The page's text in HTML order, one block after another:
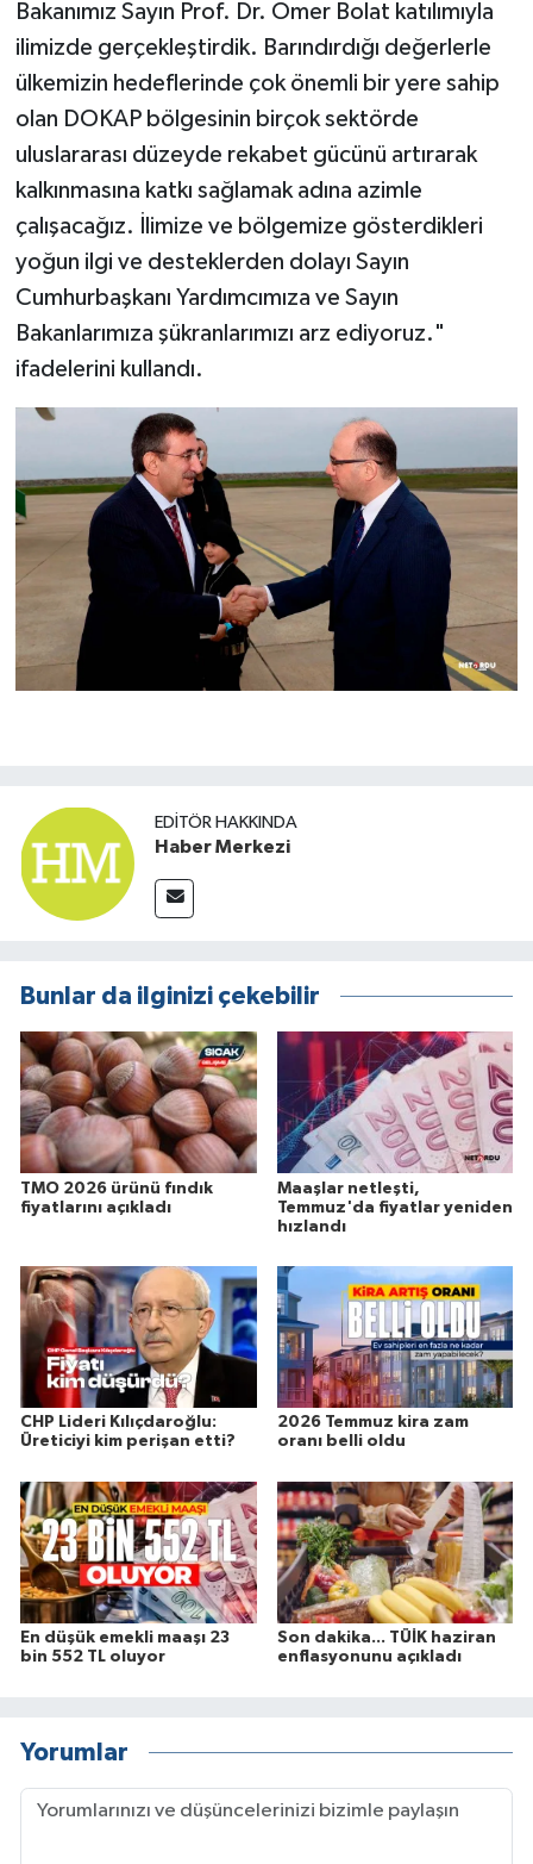
Bakanımız Sayın Prof. Dr. Ömer Bolat katılımıyla
ilimizde gerçekleştirdik. Barındırdığı değerlerle
ülkemizin hedeflerinde çok önemli bir yere sahip
olan DOKAP bölgesinin birçok sektörde
uluslararası düzeyde rekabet gücünü artırarak
kalkınmasına katkı sağlamak adına azimle
çalışacağız. İlimize ve bölgemize gösterdikleri
yoğun ilgi ve desteklerden dolayı Sayın
Cumhurbaşkanı Yardımcımıza ve Sayın
Bakanlarımıza şükranlarımızı arz ediyoruz."
ifadelerini kullandı.
EDITÖR HAKKINDA
Haber Merkezi
Bunlar da ilginizi çekebilir
TMO 2026 ürünü fındık
fiyatlarını açıkladı
Maaşlar netleşti,
Temmuz'da fiyatlar yeniden
hızlandı
CHP Lideri Kılıçdaroğlu:
Üreticiyi kim perişan etti?
2026 Temmuz kira zam
oranı belli oldu
En düşük emekli maaşı 23
bin 552 TL oluyor
Son dakika... TÜİK haziran
enflasyonunu açıkladı
Yorumlar